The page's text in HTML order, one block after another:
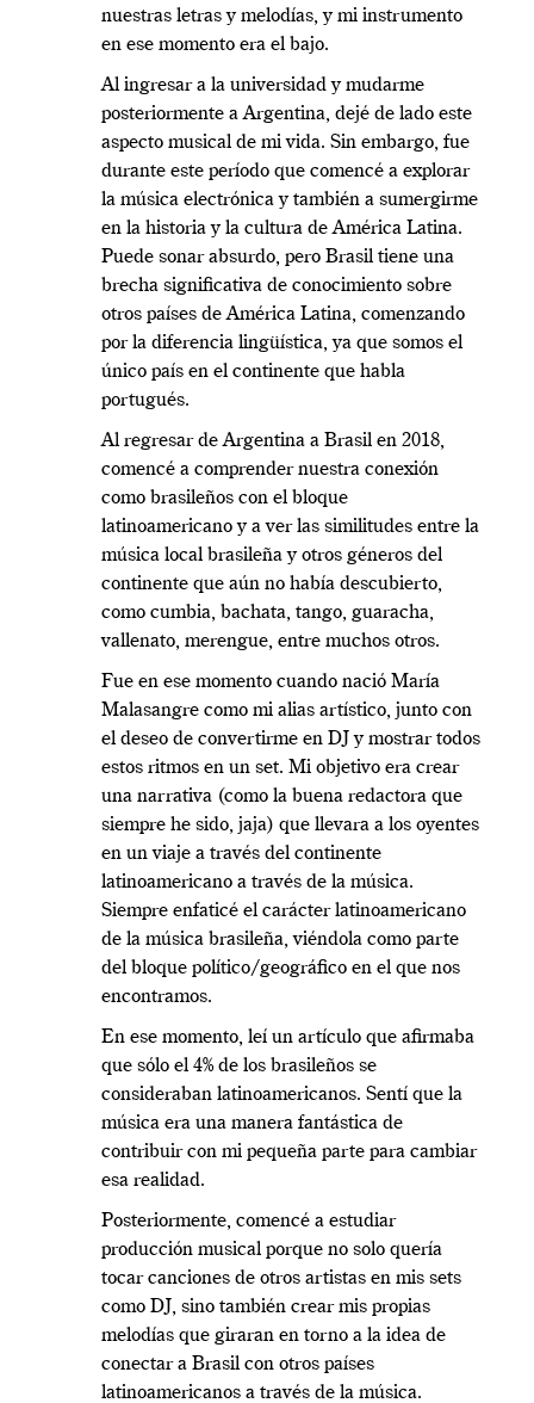
nuestras letras y melodías, y mi instrumento
en ese momento era el bajo.
Al ingresar a la universidad y mudarme
posteriormente a Argentina, dejé de lado este
aspecto musical de mi vida. Sin embargo, fue
durante este período que comencé a explorar
la música electrónica y también a sumergirme
en la historia y la cultura de América Latina.
Puede sonarabsurdo, pero Brasil tiene una
brecha significativa de conocimiento sobre
otros países de América Latina, comenzando
por la diferencia lingüística, ya que somos el
único país en el continente que habla
portugués.
Al regresar de Argentina a Brasil en 2018,
comencé a comprender nuestra conexión
como brasileños con el bloque
latinoamericano y a ver las similitudes entre la
música local brasileña y otros géneros del
continente que aún no había descubierto,
como cumbia, bachata, tango, guaracha,
vallenato, merengue, entre muchos otros.
Fue en ese momento cuando nació María
Malasangre como mi alias artístico, junto con
el deseo de convertirme en DJ y mostrar todos
estos ritmos en un set. Mi objetivo era crear
una narrativa (como la buena redactora que
siempre he sido, jaja) que llevara a los oyentes
en un viaje a través del continente
latinoamericano a través de la música.
Siempre enfaticé el carácter latinoamericano
de la música brasileña, viéndola como parte
del bloque político/geográfico en el que nos
encontramos.
En ese momento, leí un artículo que afirmaba
que sólo el 4% de los brasileños se
consideraban latinoamericanos. Sentí que la
música era una manera fantástica de
contribuir con mi pequeña parte para cambiar
esa realidad.
Posteriormente, comencé a estudiar
producción musical porque no solo quería
tocar canciones de otros artistas en mis sets
como DJ, sino también crear mis propias
melodías que giraran en torno a la idea de
conectar a Brasil con otros países
latinoamericanos a través de la música.